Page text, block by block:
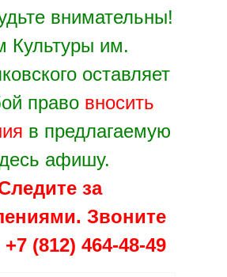
внимательны!
Культуры им.
оставляет
право вносить
в предлагаемую
афишу.
за
Звоните
(812) 464-48-49